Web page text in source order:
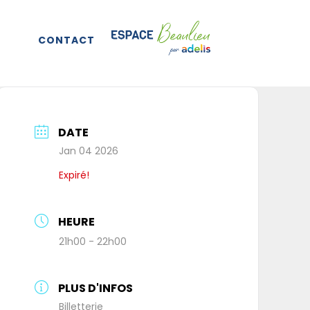
CONTACT
DATE
Jan 04 2026
Expiré!
HEURE
21h00 - 22h00
PLUS D'INFOS
Billetterie